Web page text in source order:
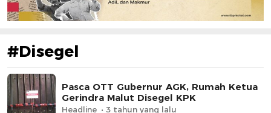
#Disegel
Pasca OTT Gubernur AGK, Rumah Ketua
Gerindra Malut Disegel KPK
Headline 3 tahun yang lalu